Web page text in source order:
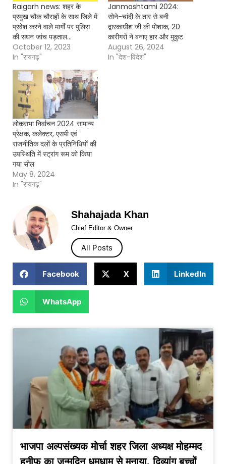
Raigarh news: शहर के
प्रमुख चौक चौराहों के साथ जिले में
प्रवेश करने वाले मार्गों पर पुलिस
की सघन जांच पड़ताल…
October 12, 2023
In "रायगढ़"
Janmashtami 2024:
सोने-चांदी के तार से बनी
द्वारकाधीश जी की पोशाक, 20
कारीगरों ने बनाए हार और मुकुट
August 26, 2024
In "देश-विदेश"
लोकसभा निर्वाचन 2024 सामान्य
प्रेक्षक, कलेक्टर, एसपी एवं
राजनीतिक दलों के प्रतिनिधियों की
उपस्थिति में स्ट्रांग रूम को किया
गया सील
May 8, 2024
In "रायगढ़"
Shahajada Khan
Chief Editor & Owner
All Posts
Facebook X LinkedIn
WhatsApp
भाजपा अल्पसंख्यक मोर्चा शहर जिला अध्यक्ष मोहम्मद
हनीफ का जन्मदिन धूमधाम से मनाया, दिव्यांग बच्चों